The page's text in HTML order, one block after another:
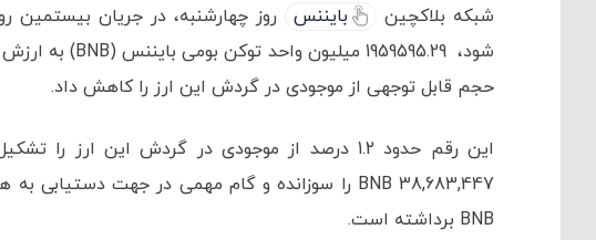
شبکه بلاکچین بایننس
روز چهارشنبه، در جریان
شود، 1959595.29 میلیون واحد توکن بومی بایننس (BNB) به ارزش تقریبی 444 میلیون
حجم قابل توجهی از موجودی در گردش این ارز را کاهش داد.
این رقم حدود 1.2 درصد از موجودی در گردش این
BNB برداشته است.